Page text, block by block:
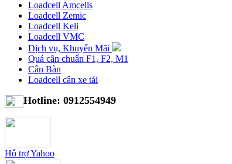
Loadcell Amcells
Loadcell Zemic
Loadcell Keli
Loadcell VMC
Dịch vụ, Khuyến Mãi
Quả cân chuẩn F1, F2, M1
Cân Bàn
Loadcell cân xe tải
Hotline: 0912554949
Hỗ trợ Yahoo